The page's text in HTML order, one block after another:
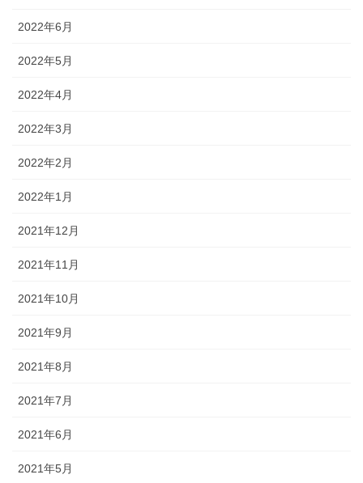
2022年6月
2022年5月
2022年4月
2022年3月
2022年2月
2022年1月
2021年12月
2021年11月
2021年10月
2021年9月
2021年8月
2021年7月
2021年6月
2021年5月